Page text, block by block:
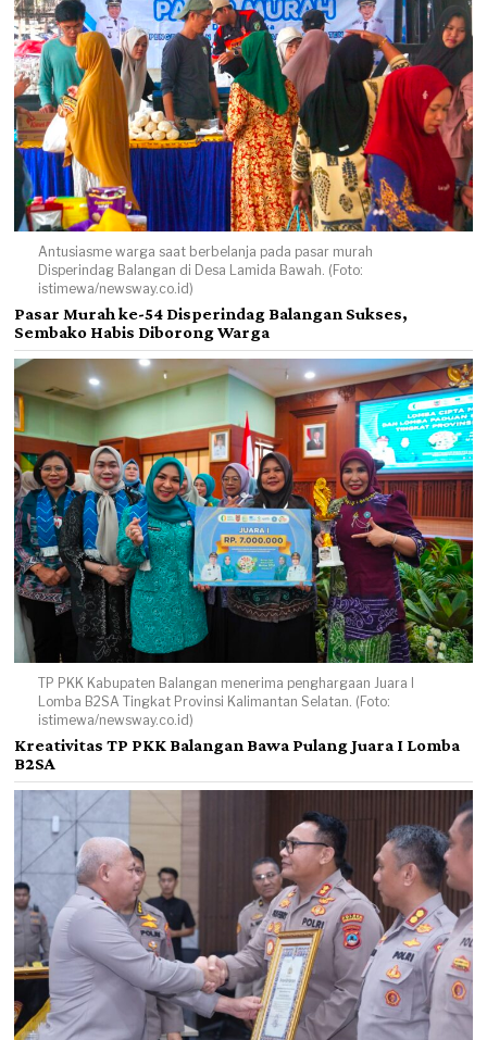
Antusiasme warga saat berbelanja pada pasar murah
Disperindag Balangan di Desa Lamida Bawah. (Foto:
istimewa/newsway.co.id)
Pasar Murah ke-54 Disperindag Balangan Sukses,
Sembako Habis Diborong Warga
TP PKK Kabupaten Balangan menerima penghargaan Juara I
Lomba B2SA Tingkat Provinsi Kalimantan Selatan. (Foto:
istimewa/newsway.co.id)
Kreativitas TP PKK Balangan Bawa Pulang Juara I Lomba
B2SA